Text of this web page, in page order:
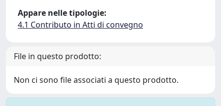
Appare nelle tipologie:
4.1 Contributo in Atti di convegno
File in questo prodotto:
Non ci sono file associati a questo prodotto.